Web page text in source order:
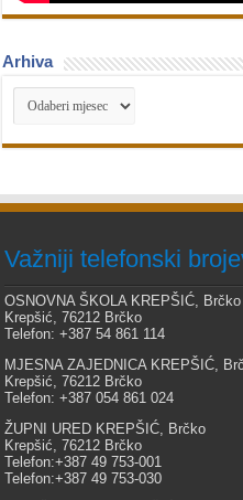
Arhiva
Arhiva
Važniji telefonski
OSNOVNA ŠKOLA KREPŠIĆ, Brčko
Krepšić, 76212 Brčko
Telefon: +387 54 861 114
MJESNA ZAJEDNICA KREPŠIĆ,
Krepšić, 76212 Brčko
Telefon: +387 054 861 024
ŽUPNI URED KREPŠIĆ, Brčko
Krepšić, 76212 Brčko
Telefon:+387 49 753-001
Telefon:+387 49 753-030